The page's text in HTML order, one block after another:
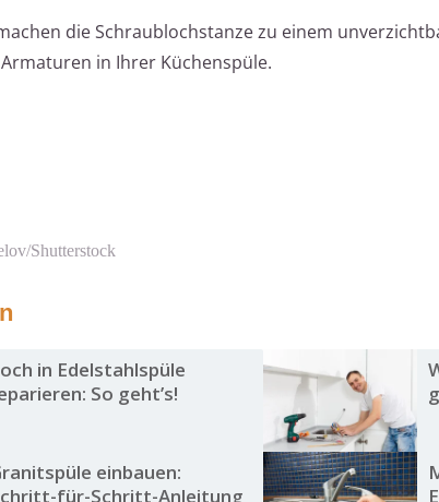
die Schraublochstanze zu einem
in Ihrer Küchenspüle.
Shutterstock
in Edelstahlspüle
So geht’s!
einbauen:
für-Schritt-Anleitung